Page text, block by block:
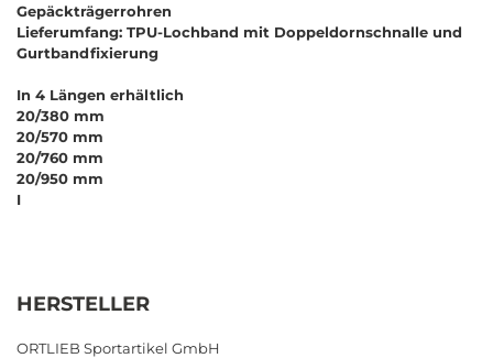
Gepäckträgerrohren
Lieferumfang: TPU-Lochband mit Doppeldornschnalle und
Gurtbandfixierung
In 4 Längen erhältlich
20/380 mm
20/570 mm
20/760 mm
20/950 mm
I
HERSTELLER
ORTLIEB Sportartikel GmbH